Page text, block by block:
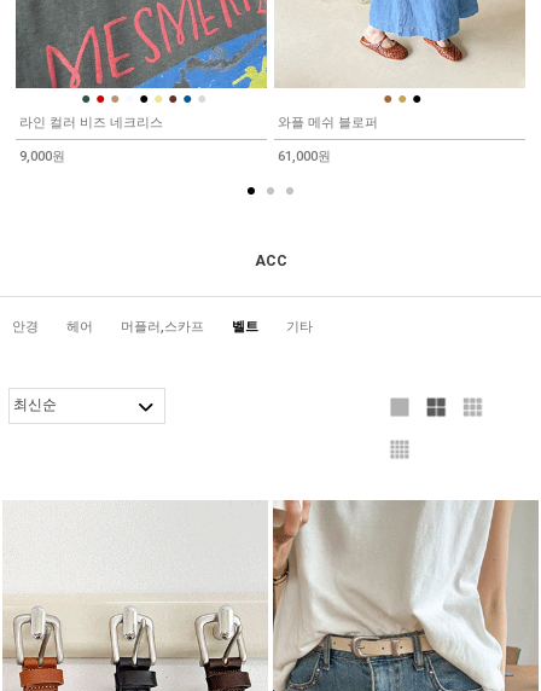
● ● ● ● ● ● ● ●
라인 컬러 비즈 네크리스
9,000원
● ● ●
와플 메쉬 블로퍼
61,000원
ACC
안경 헤어 머플러,스카프 벨트 기타